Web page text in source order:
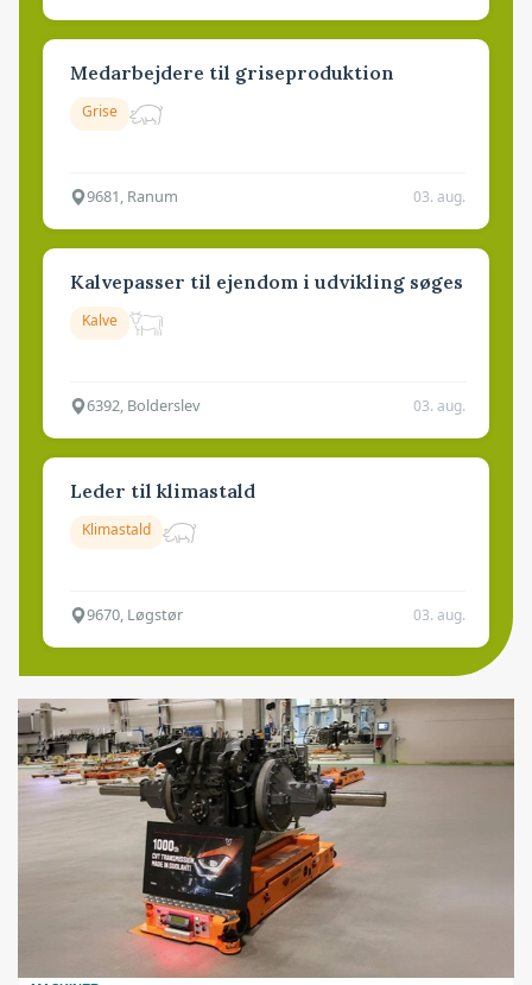
Medarbejdere til griseproduktion
Grise
9681, Ranum 03. aug.
Kalvepasser til ejendom i udvikling søges
Kalve
6392, Bolderslev 03. aug.
Leder til klimastald
Klimastald
9670, Løgstør 03. aug.